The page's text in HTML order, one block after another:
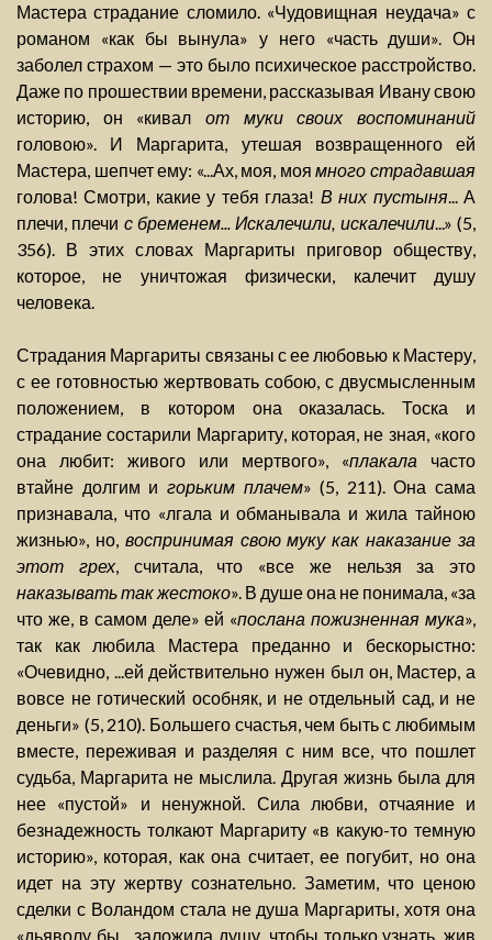
Мастера страдание сломило. «Чудовищная неудача» с
романом «как бы вынула» у него «часть души». Он
заболел страхом — это было психическое расстройство.
Даже по прошествии времени, рассказывая Ивану свою
историю, он «кивал от муки своих воспоминаний
головою». И Маргарита, утешая возвращенного ей
Мастера, шепчет ему: «...Ах, моя, моямного страдавшая
голова! Смотри, какие у тебя глаза! В них пустыня... А
плечи, плечи с бременем... Искалечили, искалечили...» (5,
356). В этих словах Маргариты приговор обществу,
которое, не уничтожая физически, калечит душу
человека.
Страдания Маргариты связаны с ее любовью к Мастеру,
с ее готовностью жертвовать собою, с двусмысленным
положением, в котором она оказалась. Тоска и
страдание состарили Маргариту, которая, не зная, «кого
она любит: живого или мертвого», «плакала часто
втайне долгим и горьким плачем» (5, 211). Она сама
признавала, что «лгала и обманывала и жила тайною
жизнью», но, воспринимая свою муку как наказание за
этот грех, считала, что «все же нельзя за это
наказывать так жестоко». В душе она не понимала, «за
что же, в самом деле» ей «послана пожизненная мука»,
так как любила Мастера преданно и бескорыстно:
«Очевидно, ...ей действительно нужен был он, Мастер, а
вовсе не готический особняк, и не отдельный сад, и не
деньги» (5, 210). Большего счастья, чем быть с любимым
вместе, переживая и разделяя с ним все, что пошлет
судьба, Маргарита не мыслила. Другая жизнь была для
нее «пустой» и ненужной. Сила любви, отчаяние и
безнадежность толкают Маргариту «в какую-то темную
историю», которая, как она считает, ее погубит, но она
идет на эту жертву сознательно. Заметим, что ценою
сделки с Воландом стала не душа Маргариты, хотя она
«дьяволу бы... заложила душу, чтобы только узнать, жив